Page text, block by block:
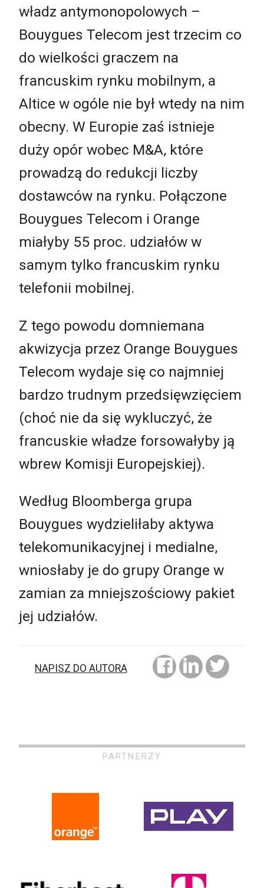
władz antymonopolowych ­–
Bouygues Telecom jest trzecim co
do wielkości graczem na
francuskim rynku mobilnym, a
Altice w ogóle nie był wtedy na nim
obecny. W Europie zaś istnieje
duży opór wobec M&A, które
prowadzą do redukcji liczby
dostawców na rynku. Połączone
Bouygues Telecom i Orange
miałyby 55 proc. udziałów w
samym tylko francuskim rynku
telefonii mobilnej.
Z tego powodu domniemana
akwizycja przez Orange Bouygues
Telecom wydaje się co najmniej
bardzo trudnym przedsięwzięciem
(choć nie da się wykluczyć, że
francuskie władze forsowałyby ją
wbrew Komisji Europejskiej).
Według Bloomberga grupa
Bouygues wydzieliłaby aktywa
telekomunikacyjnej i medialne,
wniosłaby je do grupy Orange w
zamian za mniejszościowy pakiet
jej udziałów.
NAPISZ DO AUTORA
PARTNERZY